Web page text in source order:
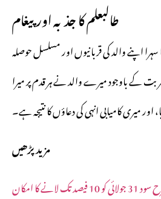
طالبعلم کا جذبہ اور پیغام
سہرا اپنے والد کی قربانیوں اور مسلسل حوصلہ
غربت کے باوجود میرے والد نے ہر قدم پر میرا
اور میری کامیابی انہی کی دعاؤں کا نتیجہ ہے۔
مزید پڑھیں
10 فیصد تک لانے کا امکان